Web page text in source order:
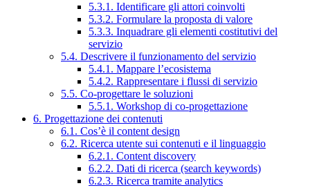
5.3.1. Identificare gli attori coinvolti
5.3.2. Formulare la proposta di valore
5.3.3. Inquadrare gli elementi costitutivi del
servizio
5.4. Descrivere il funzionamento del servizio
5.4.1. Mappare l’ecosistema
5.4.2. Rappresentare i flussi di servizio
5.5. Co-progettare le soluzioni
5.5.1. Workshop di co-progettazione
6. Progettazione dei contenuti
6.1. Cos’è il content design
6.2. Ricerca utente sui contenuti e il linguaggio
6.2.1. Content discovery
6.2.2. Dati di ricerca (search keywords)
6.2.3. Ricerca tramite analytics